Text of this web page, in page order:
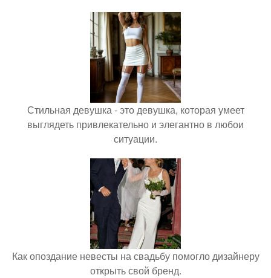
Стильная девушка - это девушка, которая умеет
выглядеть привлекательно и элегантно в любои
ситуации.
Как опоздание невесты на свадьбу помогло дизайнеру
открыть свой бренд.